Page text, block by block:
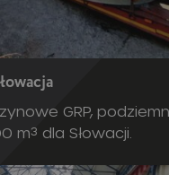
GRP,
m³ dla Słowacji.